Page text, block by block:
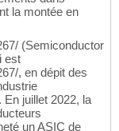
la montée en
(Semiconductor
est
, en dépit des
juillet 2022, la
un ASIC de